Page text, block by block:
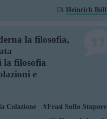
Di Heinrich Böll
la filosofia,
la filosofia
e
Colazione
Frasi Sullo Stupore